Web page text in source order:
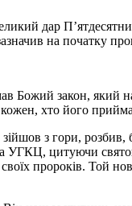
дар
на початку
Божий закон, який
кожен, хто його
з гори, розбив,
УГКЦ, цитуючи
пророків. Той